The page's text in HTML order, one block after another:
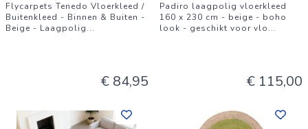
Flycarpets Tenedo Vloerkleed /
Buitenkleed - Binnen & Buiten -
Beige - Laagpolig...
€ 84,95
Padiro laagpolig vloerkleed
160 x 230 cm - beige - boho
look - geschikt voor vlo...
€ 115,00